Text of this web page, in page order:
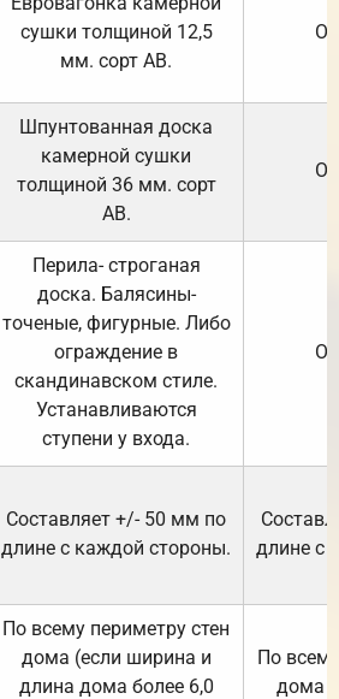
сушки толщиной 12,5
мм. сорт АВ.
Шпунтованная доска
камерной сушки
толщиной 36 мм. сорт
АВ.
Перила- строганая
доска. Балясины-
точеные, фигурные. Либо
ограждение в
скандинавском стиле.
Устанавливаются
ступени у входа.
Составляет +/- 50 мм по
длине с каждой стороны.
длине с
По всему периметру стен
дома (если ширина и
длина дома более 6,0
По
дома